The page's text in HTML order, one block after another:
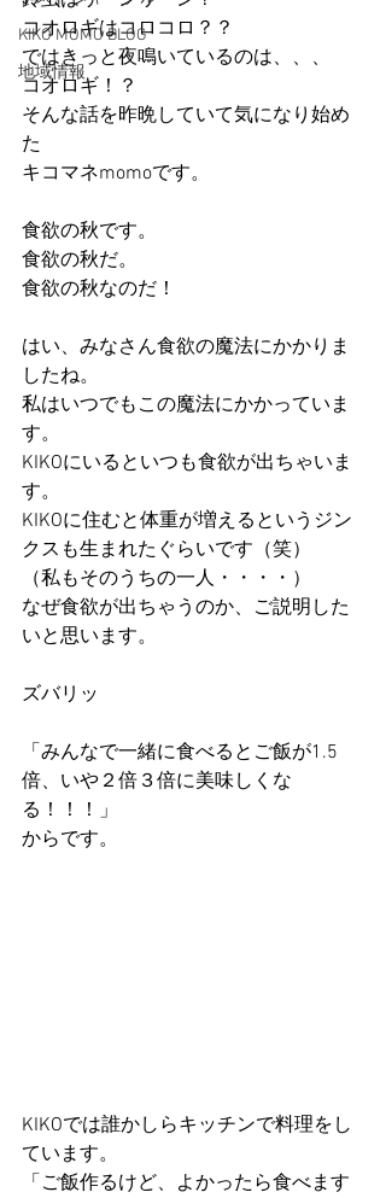
KIKO MOMO BLOG
地域情報
コオロギはコロコロ？？
ではきっと夜鳴いているのは、、、
コオロギ！？
そんな話を昨晩していて気になり始め
た
キコマネmomoです。
食欲の秋です。
食欲の秋だ。
食欲の秋なのだ！
はい、みなさん食欲の魔法にかかりま
したね。
私はいつでもこの魔法にかかっていま
す。
KIKOにいるといつも食欲が出ちゃいま
す。
KIKOに住むと体重が増えるというジン
クスも生まれたぐらいです（笑）
（私もそのうちの一人・・・・）
なぜ食欲が出ちゃうのか、ご説明した
いと思います。
ズバリッ
「みんなで一緒に食べるとご飯が1.5
倍、いや２倍３倍に美味しくな
る！！！」
からです。
KIKOでは誰かしらキッチンで料理をし
ています。
「ご飯作るけど、よかったら食べます